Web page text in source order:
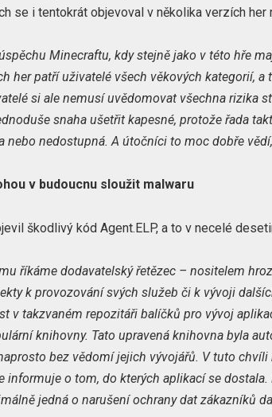
se i tentokrát objevoval v několika verzích
Minecraftu, kdy stejně jako v této hře
her patří uživatelé všech věkových kategorií,
si ale nemusí uvědomovat všechna rizika
snaha ušetřit kapesné, protože řada
nedostupná. A útočníci to moc dobře
v budoucnu sloužit malwaru
škodlivý kód Agent.ELP, a to v necelé
říkáme dodavatelský řetězec – nositelem
k provozování svých služeb či k vývoji
v takzvaném repozitáři balíčků pro vývoj
knihovny. Tato upravená knihovna byla
bez vědomí jejich vývojářů. V tuto
informuje o tom, do kterých aplikací se
jedná o narušení ochrany dat zákazníků